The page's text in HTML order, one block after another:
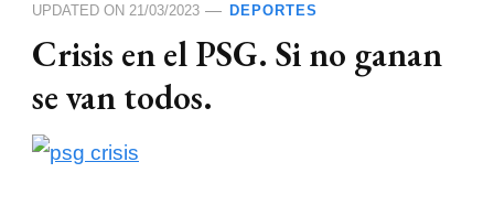
UPDATED ON 21/03/2023 DEPORTES
Crisis en el PSG. Si no ganan
se van todos.